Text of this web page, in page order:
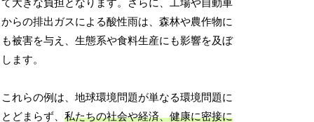
て大きな負担となります。さらに、工場や自動車
からの排出ガスによる酸性雨は、森林や農作物に
も被害を与え、生態系や食料生産にも影響を及ぼ
します。
これらの例は、地球環境問題が単なる環境問題に
とどまらず、私たちの社会や経済、健康に密接に